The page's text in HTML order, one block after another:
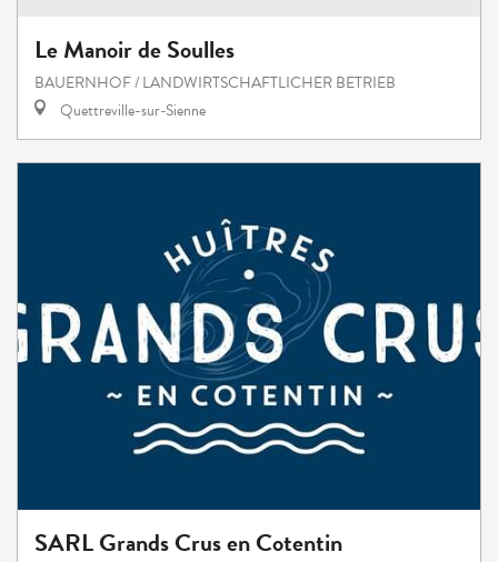
Le Manoir de Soulles
BAUERNHOF / LANDWIRTSCHAFTLICHER BETRIEB
Quettreville-sur-Sienne
SARL Grands Crus en Cotentin